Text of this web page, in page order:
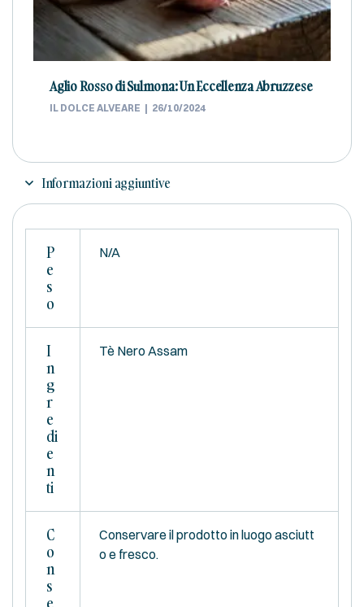
Aglio Rosso di Sulmona: Un Eccellenza Abruzzese
IL DOLCE ALVEARE 26/10/2024
Informazioni aggiuntive
P
E
S
O
N/A
I
N
G
R
E
Di
E
N
Ti
Tè Nero Assam
C
O
N
S
Conservare il prodotto in luogo asciutt
o e fresco.